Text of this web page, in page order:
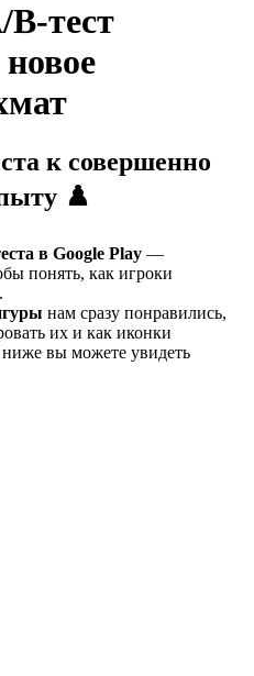
тест
к совершенно
♟️
в Google Play —
понять, как игроки
нам сразу понравились,
их и как иконки
вы можете увидеть